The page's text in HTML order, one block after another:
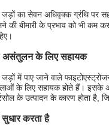
जड़ों का सेवन अधिवृक्क ग्रंथि पर
की बीमारी के प्रभाव को भी कम
असंतुलन के लिए सहायक
जड़ों में पाए जाने वाले
के लिए सहायक होते हैं। इसके
के उत्पादन के कारण होता है,
करता है